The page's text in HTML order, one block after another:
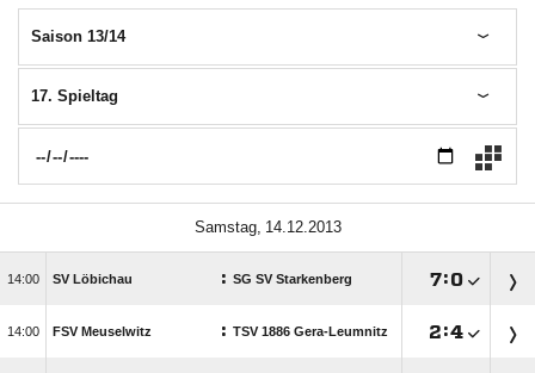
Saison 13/14
17. Spieltag
 
 SV Löbichau : SG SV Starkenberg :
 FSV Meuselwitz : TSV 1886 Gera-Leumnitz :